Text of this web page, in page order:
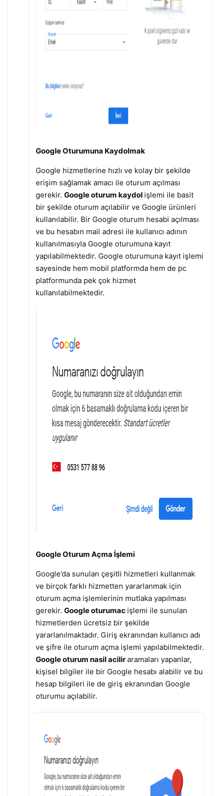
Google Oturumuna Kaydolmak
Google hizmetlerine hızlı ve kolay bir şekilde
erişim sağlamak amacı ile oturum açılması
gerekir. Google oturum kaydol işlemi ile basit
bir şekilde oturum açılabilir ve Google ürünleri
kullanılabilir. Bir Google oturum hesabi açılması
ve bu hesabın mail adresi ile kullanıcı adının
kullanılmasıyla Google oturumuna kayıt
yapılabilmektedir. Google oturumuna kayıt işlemi
sayesinde hem mobil platformda hem de pc
platformunda pek çok hizmet
kullanılabilmektedir.
Google Oturum Açma İşlemi
Google’da sunulan çeşitli hizmetleri kullanmak
ve birçok farklı hizmetten yararlanmak için
oturum açma işlemlerinin mutlaka yapılması
gerekir. Google oturumac işlemi ile sunulan
hizmetlerden ücretsiz bir şekilde
yararlanılmaktadır. Giriş ekranından kullanıcı adı
ve şifre ile oturum açma işlemi yapılabilmektedir.
Google oturum nasil aciliraramaları yapanlar,
kişisel bilgiler ile bir Google hesabı alabilir ve bu
hesap bilgileri ile de giriş ekranından Google
oturumu açılabilir.